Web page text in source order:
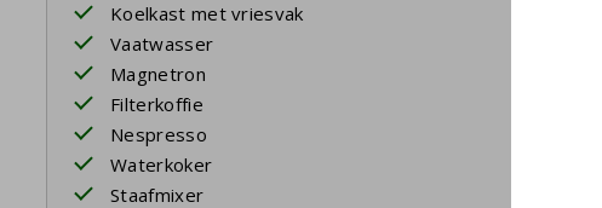
Koelkast met vriesvak
Vaatwasser
Magnetron
Filterkoffie
Nespresso
Waterkoker
Staafmixer